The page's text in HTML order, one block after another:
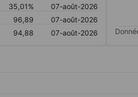
35,01%
07-août-2026
96,89
07-août-2026
94,88 07-août-2026